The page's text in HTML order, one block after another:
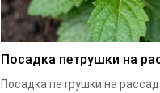
Посадка петрушки на
Посадка петрушки на